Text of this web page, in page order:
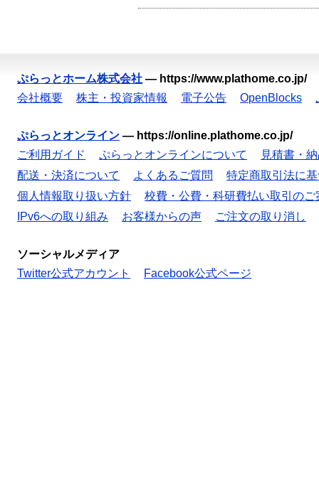
ぷらっとホーム株式会社 — https://www.plathome.co.jp/
会社概要
株主・投資家情報 電子公告 OpenBlocks
ぷらっとオンライン — https://online.plathome.co.jp/
ご利用ガイド
ぷらっとオンラインについて
見積書・
配送・決済について
よくあるご質問
特定商取引法に
個人情報取り扱い方針
校費・公費・科研費払い取引のご
IPv6への取り組み
お客様からの声 ご注文の取り消し
ソーシャルメディア
Twitter公式アカウント
Facebook公式ページ